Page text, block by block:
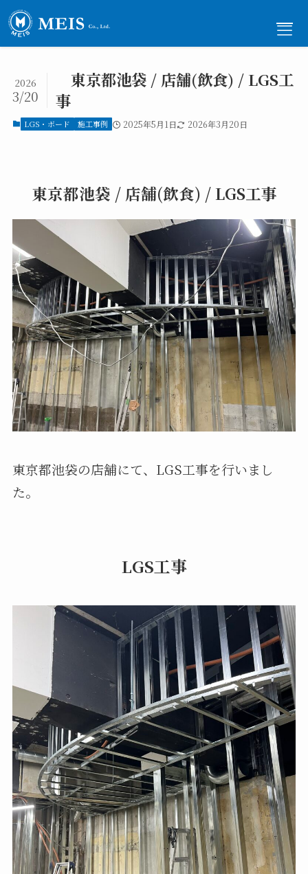
メニュー
事業内容-Service
施工事例-
ご依頼の流れ-
採用情報-Recruit
会社概要-Company
お問い合わせ-Contact
お問い合わせフォーム
LINEお問い合わせ
東京都池袋 / 店舗(飲食) / LGS工
事
2026
3/20
LGS・ボード 施工事例 2025年5月1日 2026年3月20日
東京都池袋 / 店舗(飲食) / LGS工事
東京都池袋の店舗にて、LGS工事を行いまし
た。
LGS工事